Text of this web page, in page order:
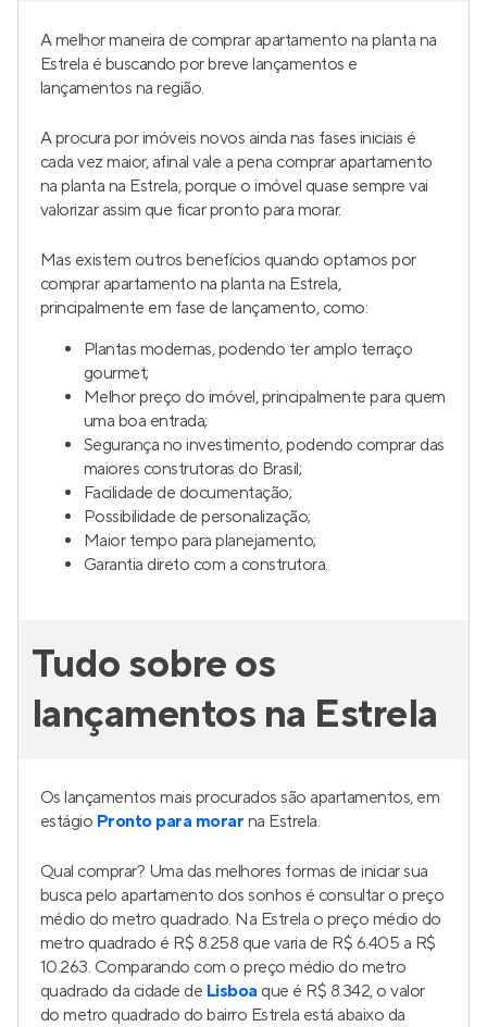
A melhor maneira de comprar apartamento na planta na
Estrela é buscando por breve lançamentos e
lançamentos na região.
A procura por imóveis novos ainda nas fases iniciais é
cada vez maior, afinal vale a pena comprar apartamento
na planta na Estrela, porque o imóvel quase sempre vai
valorizar assim que ficar pronto para morar.
Mas existem outros benefícios quando optamos por
comprar apartamento na planta na Estrela,
principalmente em fase de lançamento, como:
Plantas modernas, podendo ter amplo terraço
gourmet;
Melhor preço do imóvel, principalmente para quem
uma boa entrada;
Segurança no investimento, podendo comprar das
maiores construtoras do Brasil;
Facilidade de documentação;
Possibilidade de personalização;
Maior tempo para planejamento;
Garantia direto com a construtora.
Tudo sobre os
lançamentos na Estrela
Os lançamentos mais procurados são apartamentos, em
estágio Pronto para morar na Estrela.
Qual comprar? Uma das melhores formas de iniciar sua
busca pelo apartamento dos sonhos é consultar o preço
médio do metro quadrado. Na Estrela o preço médio do
metro quadrado é R$ 8.258 que varia de R$ 6.405 a R$
10.263. Comparando com o preço médio do metro
quadrado da cidade de Lisboa que é R$ 8.342, o valor
do metro quadrado do bairro Estrela está abaixo da